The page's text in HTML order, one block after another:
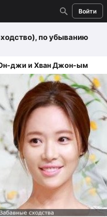
Войти
, по убыванию
джи и Хван Джон-ым